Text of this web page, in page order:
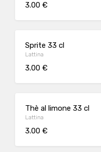
3.00 €
Sprite 33 cl
Lattina
3.00 €
Thè al limone 33 cl
Lattina
3.00 €